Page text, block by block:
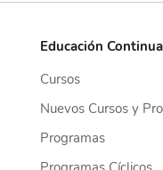
Educación Continua
Cursos
Nuevos Cursos y
Programas